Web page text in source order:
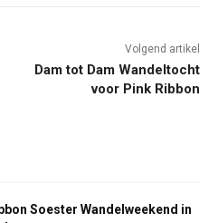
Volgend artikel
Dam tot Dam Wandeltocht
voor Pink Ribbon
Soester Wandelweekend in